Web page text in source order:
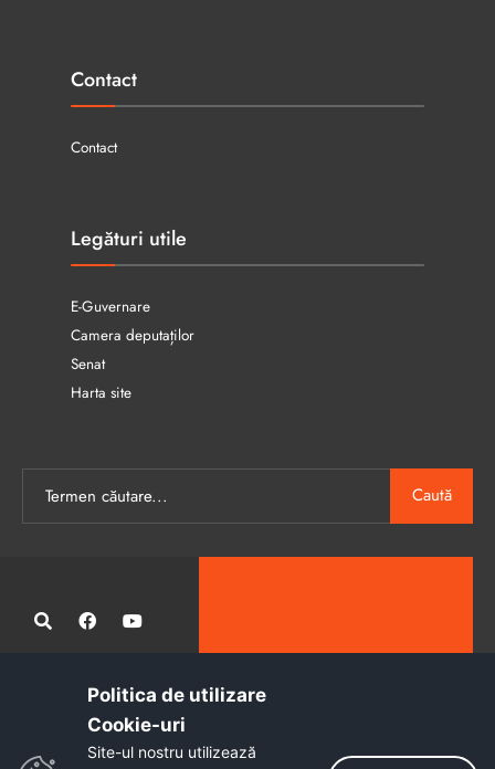
Contact
Contact
Legături utile
E-Guvernare
Camera deputaților
Senat
Harta site
Caută
Administrația publică locală informatizată, calitativă și accesibilă
Politica de utilizare
Cookie-uri‎
Site-ul nostru utilizează